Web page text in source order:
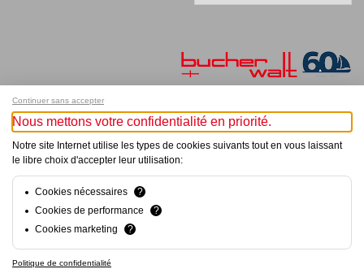
Melde dich für unseren Newsletter an!
Alle Rechte vorbehalten
hsolutions.ch
Continuer sans accepter
Nous mettons votre confidentialité en priorité.
Notre site Internet utilise les types de cookies suivants tout en vous laissant
le libre choix d'accepter leur utilisation:
Cookies nécessaires
?
Cookies de performance
?
Cookies marketing
?
Politique de confidentialité